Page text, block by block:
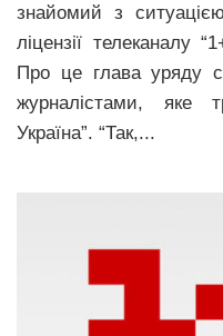
знайомий з
ліцензії телеканалу
Про це глава уряду
журналістами, яке
Україна”. “Так,...